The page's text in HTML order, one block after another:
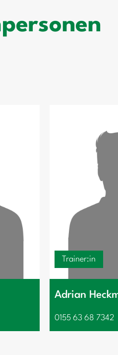
Trainer:in
Adrian
0155 63 68 7342